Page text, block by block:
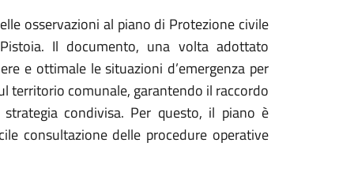
osservazioni al piano di Protezione civile
Il documento, una volta adottato
e ottimale le situazioni d’emergenza per
territorio comunale, garantendo il raccordo
condivisa. Per questo, il piano è
consultazione delle procedure operative